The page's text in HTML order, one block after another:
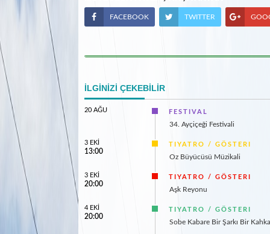
FACEBOOK TWITTER
İLGİNİZİ ÇEKEBİLİR
20 AĞU FESTIVAL
34. Ayçiçeği Festivali
3 EKİ
13:00
TIYATRO / GÖSTERI
Oz Büyücüsü Müzikali
3 EKİ
20:00
TIYATRO / GÖSTERI
Aşk Reyonu
4 EKİ
20:00
TIYATRO / GÖSTERI
Sobe Kabare Bir Şarkı Bir